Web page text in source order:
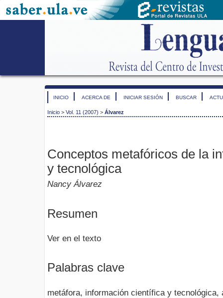
INICIO ACERCA DE INICIAR SESIÓN BUSCAR
Inicio > Vol. 11 (2007) > Álvarez
Conceptos metafóricos de la
y tecnológica
Nancy Álvarez
Resumen
Ver en el texto
Palabras clave
metáfora, información científica y tecnológica,